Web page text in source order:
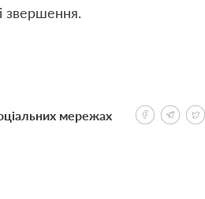
звершення.
мережах